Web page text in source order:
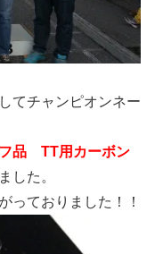
てチャンピオンネー
品 TT用カーボン
した。
っておりました！！